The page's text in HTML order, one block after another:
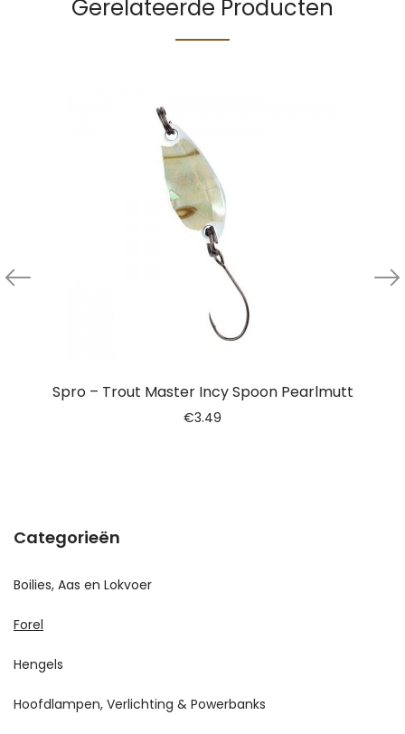
Gerelateerde Producten
Spro – Trout Master Incy Spoon Pearlmutt
€3.49
Categorieën
Boilies, Aas en Lokvoer
Forel
Hengels
Hoofdlampen, Verlichting & Powerbanks